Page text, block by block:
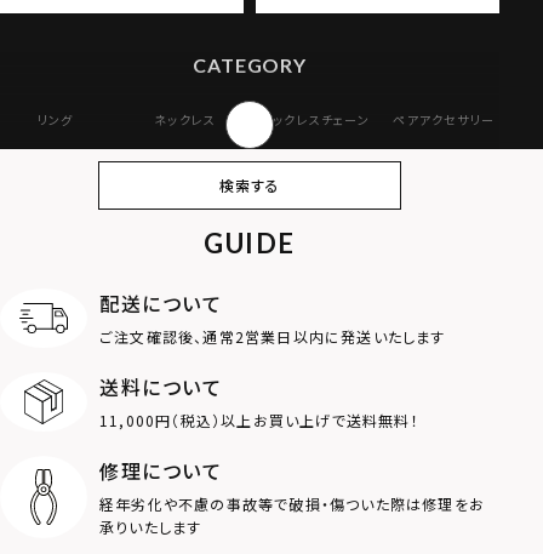
CATEGORY
リング ネックレス ネックレスチェーン ペアアクセサリー
オンラインストア
ギフトボックス
ダブルリング
ロゴ
検索する
GUIDE
配送について
ご注文確認後、通常2営業日以内に発送いたします
送料について
11,000円（税込）以上お買い上げで送料無料！
修理について
経年劣化や不慮の事故等で破損・傷ついた際は修理をお
承りいたします